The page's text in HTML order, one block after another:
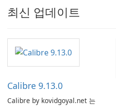
최신 업데이트
Calibre 9.13.0
Calibre by kovidgoyal.net 는